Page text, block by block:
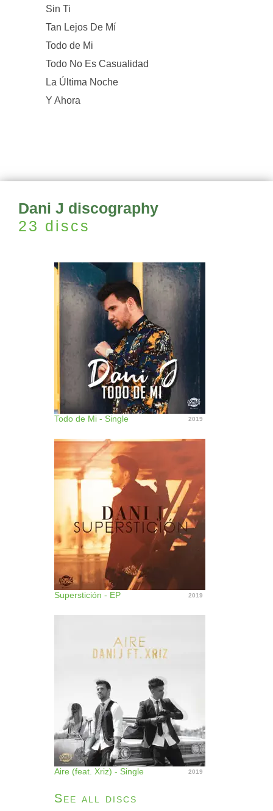
Sin Ti
Tan Lejos De Mí
Todo de Mi
Todo No Es Casualidad
La Última Noche
Y Ahora
Dani J discography
23 discs
Todo de Mi - Single 2019
Superstición - EP 2019
Aire (feat. Xriz) - Single 2019
See all discs